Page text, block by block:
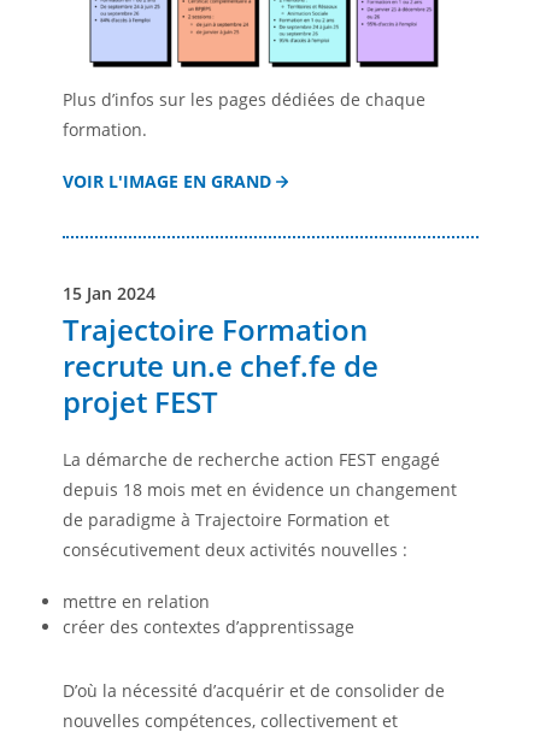
Plus d’infos sur les pages dédiées de chaque
formation.
VOIR L'IMAGE EN GRAND
15 Jan 2024
Trajectoire Formation
recrute un.e chef.fe de
projet FEST
La démarche de recherche action FEST engagé
depuis 18 mois met en évidence un changement
de paradigme à Trajectoire Formation et
consécutivement deux activités nouvelles :
mettre en relation
créer des contextes d’apprentissage
D’où la nécessité d’acquérir et de consolider de
nouvelles compétences, collectivement et